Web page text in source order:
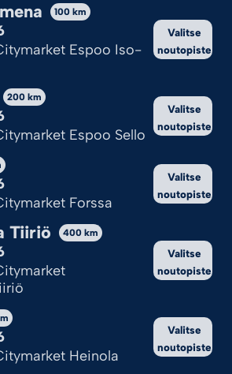
ISO ROOMALAINEN
€
Lisää ostoskoriin
100 km
Espoo Iso-
Valitse
noutopiste
200 km
Espoo Sello
Valitse
noutopiste
Forssa
Valitse
noutopiste
Tiiriö 400 km
Valitse
noutopiste
Heinola
Valitse
noutopiste